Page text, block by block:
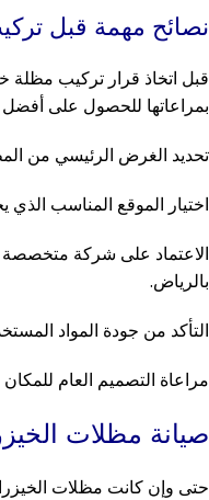
نصائح مهمة قبل
قبل اتخاذ قرار تركيب مظلة
بمراعاتها للحصول على أفضل
تحديد الغرض الرئيسي من
اختيار الموقع المناسب
الاعتماد على شركة
بالرياض.
التأكد من جودة المواد
مراعاة التصميم العام
صيانة مظلات
حتى وإن كانت مظلات الخيزران